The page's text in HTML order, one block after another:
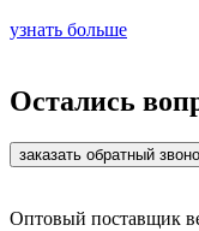
узнать больше
Остались
заказать обратный
Оптовый поставщик